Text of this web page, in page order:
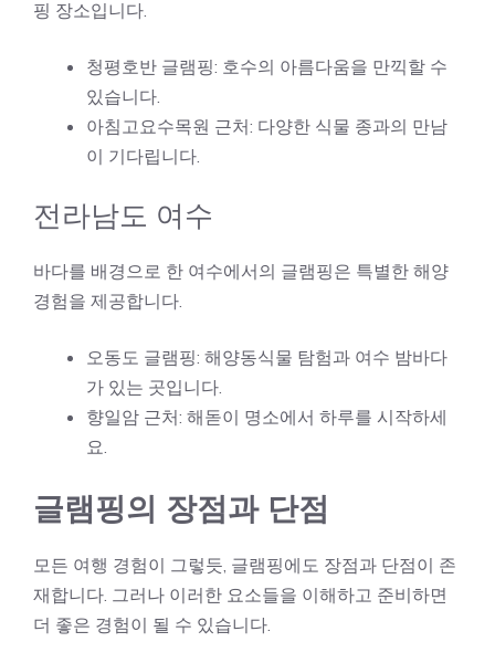
핑 장소입니다.
청평호반 글램핑: 호수의 아름다움을 만끽할 수
있습니다.
아침고요수목원 근처: 다양한 식물 종과의 만남
이 기다립니다.
전라남도 여수
바다를 배경으로 한 여수에서의 글램핑은 특별한 해양
경험을 제공합니다.
오동도 글램핑: 해양동식물 탐험과 여수 밤바다
가 있는 곳입니다.
향일암 근처: 해돋이 명소에서 하루를 시작하세
요.
글램핑의 장점과 단점
모든 여행 경험이 그렇듯, 글램핑에도 장점과 단점이 존
재합니다. 그러나 이러한 요소들을 이해하고 준비하면
더 좋은 경험이 될 수 있습니다.